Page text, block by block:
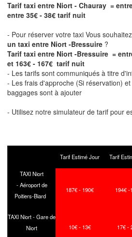
Tarif taxi entre Niort - Chauray =
entre 35€ - 38€ tarif nuit
- Pour réserver votre taxi Vous
un taxi entre Niort -Bressuire ?
Tarif taxi entre Niort -Bressuire =
et 163€ - 167€ tarif nuit
- Les tarifs sont communiqués à titre
- Les frais d'approche (Si réservation)
baggages sont à ajouter
- Utilisez notre simulateur de tarif pour
Tarif Estimé Jour Tarif
TAXI Niort
- Aéroport de
Poitiers-Biard
187€ - 190€ 194€ -
TAXI Niort - Gare de
Niort
10€ - 13€ 17€ -